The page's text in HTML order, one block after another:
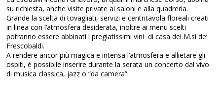
su richiesta, anche visite private ai saloni e alla quadreria.
Grande la scelta di tovagliati, servizi e centritavola floreali creati
in linea con l’atmosfera desiderata, inoltre ai menu scelti
potranno essere abbinati i pregiatissimi vini di casa dei M.si de’
Frescobaldi.
A rendere ancor più magica e intensa l’atmosfera e allietare gli
ospiti, è possibile inserire durante la serata un concerto dal vivo
di musica classica, jazz o “da camera”.